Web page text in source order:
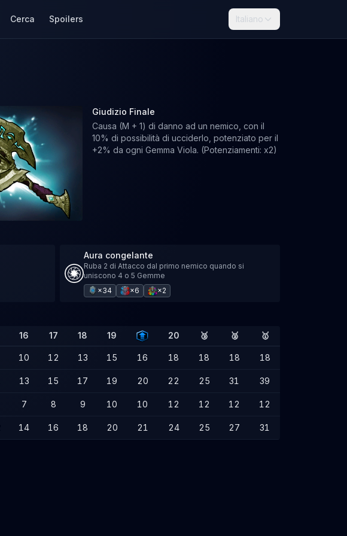
Cerca Spoilers Italiano
Giudizio Finale
Causa (M + 1) di danno ad un nemico, con il
10% di possibilità di ucciderlo, potenziato per il
+2% da ogni Gemma Viola. (Potenziamenti: x2)
Aura congelante
Ruba 2 di Attacco dal primo nemico quando si
uniscono 4 o 5 Gemme
×34
×6 ×2
16 17 18 19 20 🥉 🥈 🥇
10 12 13 15 16 18 18 18 18
13 15 17 19 20 22 25 31 39
7 8 9 10 10 12 12 12 12
14 16 18 20 21 24 25 27 31